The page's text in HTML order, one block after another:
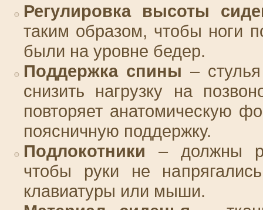
Регулировка высоты
таким образом, чтобы ноги
были на уровне бедер.
Поддержка спины –
снизить нагрузку на
повторяет анатомическую
поясничную поддержку.
Подлокотники – должны
чтобы руки не
клавиатуры или мыши.